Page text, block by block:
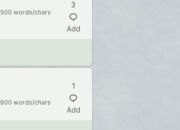
500 words/chars
3
Add
900 words/chars
1
Add